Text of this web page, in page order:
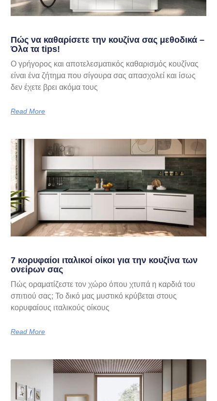
Πώς να καθαρίσετε την κουζίνα σας μεθοδικά –
Όλα τα tips!
Ο γρήγορος και αποτελεσματικός καθαρισμός κουζίνας
είναι ένα ζήτημα που σίγουρα σας απασχολεί και ίσως
δεν έχετε βρει ακόμα τους
Read More
7 κορυφαίοι ιταλικοί οίκοι για την κουζίνα των
ονείρων σας
Πώς οραματίζεστε τον χώρο όπου χτυπά η καρδιά του
σπιτιού σας; Το δικό μας μυστικό κρύβεται στους
κορυφαίους ιταλικούς οίκους
Read More